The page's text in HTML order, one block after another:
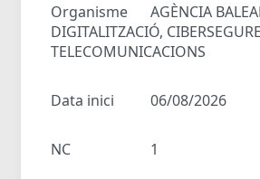
Organisme
AGÈNCIA
DIGITALITZACIÓ,
TELECOMUNICACIONS
Data inici 06/08/2026
NC 1